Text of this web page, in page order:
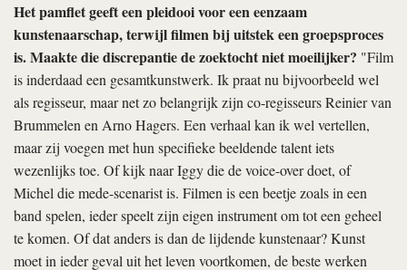
Het pamflet geeft een pleidooi voor een eenzaam
kunstenaarschap, terwijl filmen bij uitstek een groepsproces
is. Maakte die discrepantie de zoektocht niet moeilijker? "Film
is inderdaad een gesamtkunstwerk. Ik praat nu bijvoorbeeld wel
als regisseur, maar net zo belangrijk zijn co-regisseurs Reinier van
Brummelen en Arno Hagers. Een verhaal kan ik wel vertellen,
maar zij voegen met hun specifieke beeldende talent iets
wezenlijks toe. Of kijk naar Iggy die de voice-over doet, of
Michel die mede-scenarist is. Filmen is een beetje zoals in een
band spelen, ieder speelt zijn eigen instrument om tot een geheel
te komen. Of dat anders is dan de lijdende kunstenaar? Kunst
moet in ieder geval uit het leven voortkomen, de beste werken